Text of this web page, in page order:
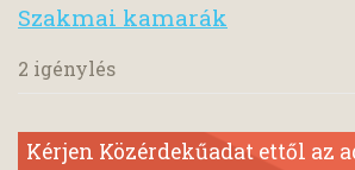
Szakmai kamarák
2 igénylés
Kérjen Közérdekűadat ettől az